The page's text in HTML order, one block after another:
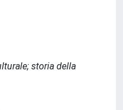
storia della